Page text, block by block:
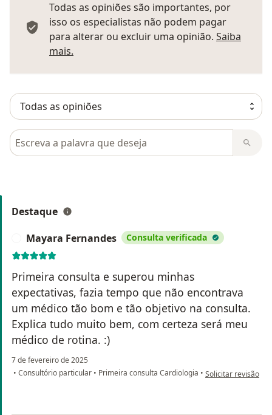
Todas as opiniões são importantes, por
isso os especialistas não podem pagar
para alterar ou excluir uma opinião. Saiba
mais.
Pesquisar em opiniões
Destaque
Mayara Fernandes Consulta verificada
Primeira consulta e superou minhas
expectativas, fazia tempo que não encontrava
um médico tão bom e tão objetivo na consulta.
Explica tudo muito bem, com certeza será meu
médico de rotina. :)
7 de fevereiro de 2025
• Consultório particular • Primeira consulta Cardiologia • na opinião do
Solicitar revisão